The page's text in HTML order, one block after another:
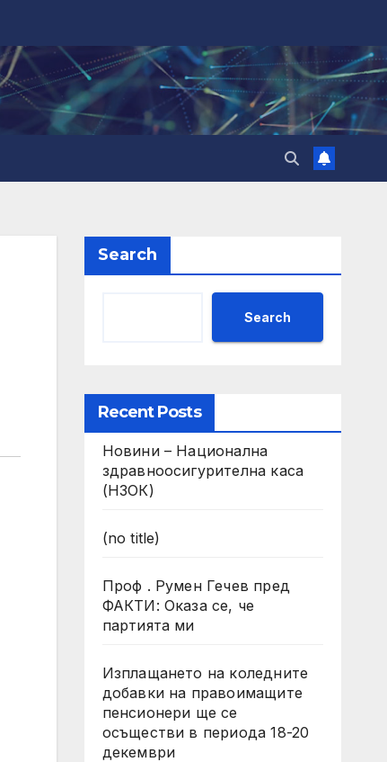
Search
Search
Recent Posts
Новини – Национална
здравноосигурителна каса
(НЗОК)
(no title)
Проф . Румен Гечев пред
ФАКТИ: Оказа се, че
партията ми
Изплащането на коледните
добавки на правоимащите
пенсионери ще се
осъществи в периода 18-20
декември